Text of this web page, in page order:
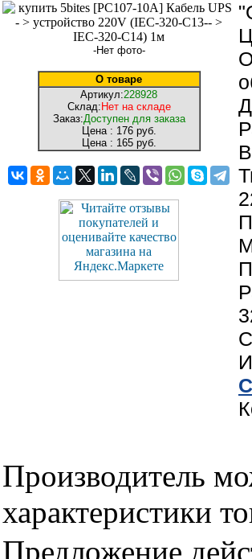
-Нет фото-
О товаре
Артикул:228928
Склад: Нет на складе
Заказ:Доступен для заказа
Цена : 176 руб.
Цена : 165 руб.
Производитель
характеристики
Предложение